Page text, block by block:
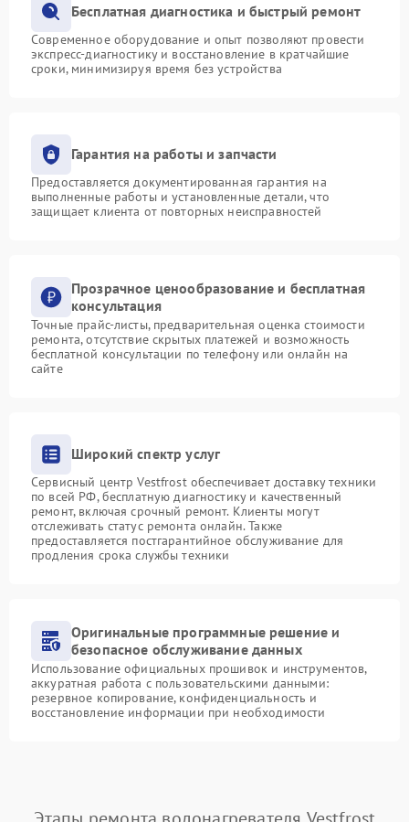
Бесплатная диагностика и быстрый ремонт
Современное оборудование и опыт позволяют провести
экспресс-диагностику и восстановление в кратчайшие
сроки, минимизируя время без устройства
Гарантия на работы и запчасти
Предоставляется документированная гарантия на
выполненные работы и установленные детали, что
защищает клиента от повторных неисправностей
Прозрачное ценообразование и бесплатная
консультация
Точные прайс-листы, предварительная оценка стоимости
ремонта, отсутствие скрытых платежей и возможность
бесплатной консультации по телефону или онлайн на
сайте
Широкий спектр услуг
Сервисный центр Vestfrost обеспечивает доставку техники
по всей РФ, бесплатную диагностику и качественный
ремонт, включая срочный ремонт. Клиенты могут
отслеживать статус ремонта онлайн. Также
предоставляется постгарантийное обслуживание для
продления срока службы техники
Оригинальные программные решение и
безопасное обслуживание данных
Использование официальных прошивок и инструментов,
аккуратная работа с пользовательскими данными:
резервное копирование, конфиденциальность и
восстановление информации при необходимости